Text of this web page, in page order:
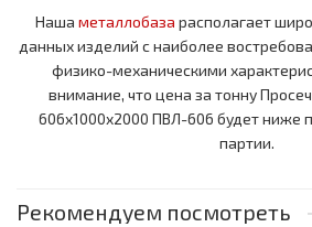
Наша металлобаза располагает
данных изделий с наиболее
физико-механическими
внимание, что цена за тонну
606x1000x2000 ПВЛ-606 будет ниже
партии.
Рекомендуем посмотреть